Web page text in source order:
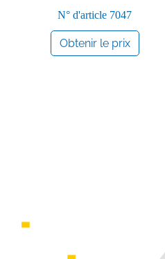
N° d'article 7047
Obtenir le prix